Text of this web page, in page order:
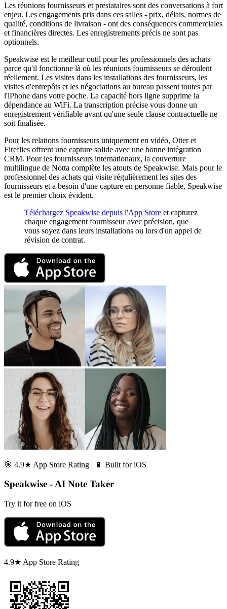
Les réunions fournisseurs et prestataires sont des conversations à fort
enjeu. Les engagements pris dans ces salles - prix, délais, normes de
qualité, conditions de livraison - ont des conséquences commerciales
et financières directes. Les enregistrements précis ne sont pas
optionnels.
Speakwise est le meilleur outil pour les professionnels des achats
parce qu'il fonctionne là où les réunions fournisseurs se déroulent
réellement. Les visites dans les installations des fournisseurs, les
visites d'entrepôts et les négociations au bureau passent toutes par
l'iPhone dans votre poche. La capacité hors ligne supprime la
dépendance au WiFi. La transcription précise vous donne un
enregistrement vérifiable avant qu'une seule clause contractuelle ne
soit finalisée.
Pour les relations fournisseurs uniquement en vidéo, Otter et
Fireflies offrent une capture solide avec une bonne intégration
CRM. Pour les fournisseurs internationaux, la couverture
multilingue de Notta complète les atouts de Speakwise. Mais pour le
professionnel des achats qui visite régulièrement les sites des
fournisseurs et a besoin d'une capture en personne fiable, Speakwise
est le premier choix évident.
Téléchargez Speakwise depuis l'App Store et capturez
chaque engagement fournisseur avec précision, que
vous soyez dans leurs installations ou lors d'un appel de
révision de contrat.
🎯 4.9★ App Store Rating | 📱 Built for iOS
Speakwise - AI Note Taker
Try it for free on iOS
4.9★ App Store Rating